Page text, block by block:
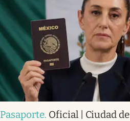
Pasaporte. Oficial | Ciudad